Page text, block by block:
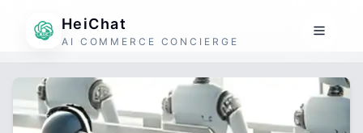
HeiChat
AI COMMERCE CONCIERGE